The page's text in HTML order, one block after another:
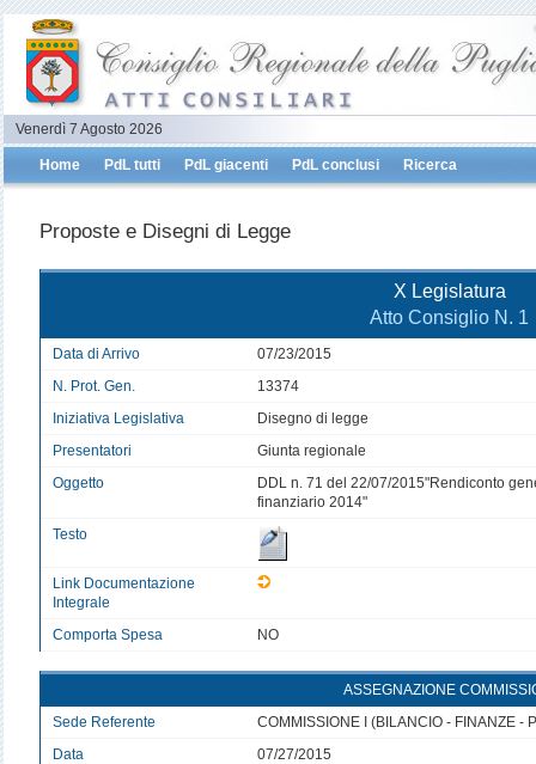
Venerdì 7 Agosto 2026
Home PdL tutti PdL giacenti PdL conclusi Ricerca
Proposte e Disegni di Legge
X Legislatura
Atto Consiglio N. 1
Data di Arrivo
07/23/2015
N. Prot. Gen.
13374
Iniziativa Legislativa
Disegno di legge
Presentatori
Giunta regionale
Oggetto
DDL n. 71 del 22/07/2015"Rendiconto
finanziario 2014"
Testo
Link Documentazione
Integrale
Comporta Spesa
NO
ASSEGNAZIONE
Sede Referente
COMMISSIONE I (BILANCIO - FINANZE -
Data
07/27/2015